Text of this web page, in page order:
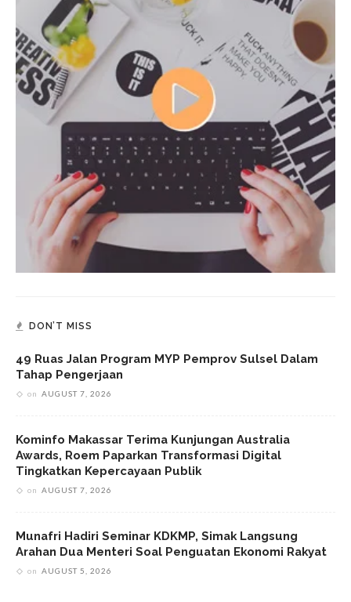
DON’T MISS
49 Ruas Jalan Program MYP Pemprov Sulsel Dalam
Tahap Pengerjaan
on AUGUST 7, 2026
Kominfo Makassar Terima Kunjungan Australia
Awards, Roem Paparkan Transformasi Digital
Tingkatkan Kepercayaan Publik
on AUGUST 7, 2026
Munafri Hadiri Seminar KDKMP, Simak Langsung
Arahan Dua Menteri Soal Penguatan Ekonomi Rakyat
on AUGUST 5, 2026